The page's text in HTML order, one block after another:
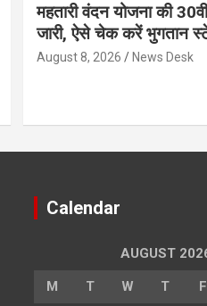
महतारी वंदन योजना की
जारी, ऐसे चेक करें भुगतान
August 8, 2026 News Desk
Calendar
AUGUST
M T W T F